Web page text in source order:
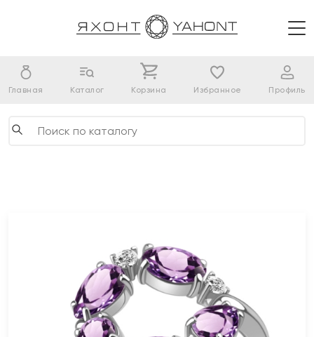
Главная Каталог Корзина Избранное Профиль